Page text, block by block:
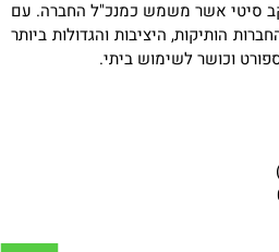
על ידי יעקב סיטי אשר משמש כמנכ"ל החברה. עם
הותיקות, היציבות והגדולות ביותר
וכושר לשימוש ביתי.